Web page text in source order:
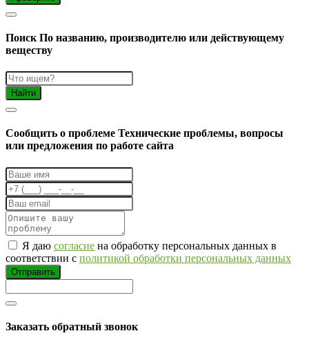
Поиск По названию, производителю или действующему
веществу
Найти
Cообщить о проблеме Технические проблемы, вопросы
или предложения по работе сайта
Я даю согласие на обработку персональных данных в
соответствии с политикой обработки персональных данных
Отправить
Заказать обратный звонок